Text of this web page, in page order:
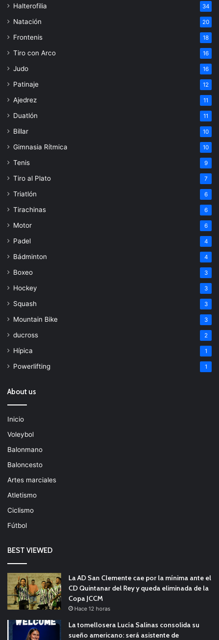
Halterofilia 34
Natación 20
Frontenis 18
Tiro con Arco 16
Judo 16
Patinaje 12
Ajedrez 11
Duatlón 11
Billar 10
Gimnasia Rítmica 10
Tenis 9
Tiro al Plato 7
Triatlón 6
Tirachinas 6
Motor 6
Padel 4
Bádminton 4
Boxeo 3
Hockey 3
Squash 3
Mountain Bike 3
ducross 2
Hípica 1
Powerlifting 1
About us
Inicio
Voleybol
Balonmano
Baloncesto
Artes marciales
Atletismo
Ciclismo
Fútbol
BEST VIEWED
La AD San Clemente cae por la mínima ante el
CD Quintanar del Rey y queda eliminada de la
Copa JCCM
Hace 12 horas
La tomellosera Lucía Salinas consolida su
sueño americano: será asistente de